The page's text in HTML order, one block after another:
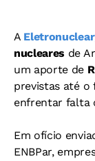
A Eletronuclear
nucleares de
um aporte de
previstas até o
enfrentar falta
Em ofício
ENBPar,